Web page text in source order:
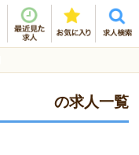
の求人一覧